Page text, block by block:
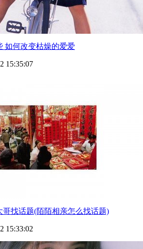
如何改变枯燥的爱爱
15:35:07
哥找话题(陌陌相亲怎么找话题)
15:33:02